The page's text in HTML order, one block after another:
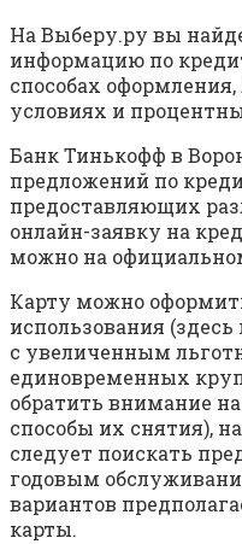
На Выберу.ру вы
информацию по
способах
условиях и
Банк Тинькофф в
предложений по
предоставляющих
онлайн-заявку на
можно на
Карту можно
использования
с увеличенным
единовременных
обратить внимание
способы их снятия),
следует поискать
годовым
вариантов
карты.